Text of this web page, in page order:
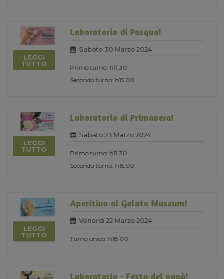
LEGGI
TUTTO
Laboratorio di Pasqua!
Sabato 30 Marzo 2024
Primo turno: h11.30
Secondo turno: h15.00
LEGGI
TUTTO
Laboratorio di Primavera!
Sabato 23 Marzo 2024
Primo turno: h11.30
Secondo turno: h15.00
LEGGI
TUTTO
Aperitivo al Gelato Museum!
Venerdi 22 Marzo 2024
Turno unico: h18.00
Laboratorio - Festa del papà!